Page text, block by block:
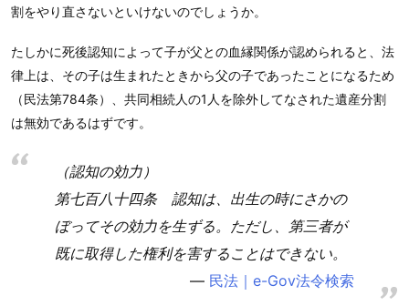
割をやり直さないといけないのでしょうか。
たしかに死後認知によって子が父との血縁関係が認められると、法
律上は、その子は生まれたときから父の子であったことになるため
（民法第784条）、共同相続人の1人を除外してなされた遺産分割
は無効であるはずです。
（認知の効力）
第七百八十四条 認知は、出生の時にさかの
ぼってその効力を生ずる。ただし、第三者が
既に取得した権利を害することはできない。
民法｜e-Gov法令検索